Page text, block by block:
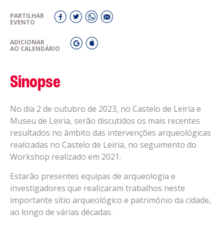
PARTILHAR
EVENTO
ADICIONAR
AO CALENDÁRIO
Sinopse
No dia 2 de outubro de 2023, no Castelo de Leiria e
Museu de Leiria, serão discutidos os mais recentes
resultados no âmbito das intervenções arqueológicas
realizadas no Castelo de Leiria, no seguimento do
Workshop realizado em 2021.
Estarão presentes equipas de arqueologia e
investigadores que realizaram trabalhos neste
importante sítio arqueológico e património da cidade,
ao longo de várias décadas.